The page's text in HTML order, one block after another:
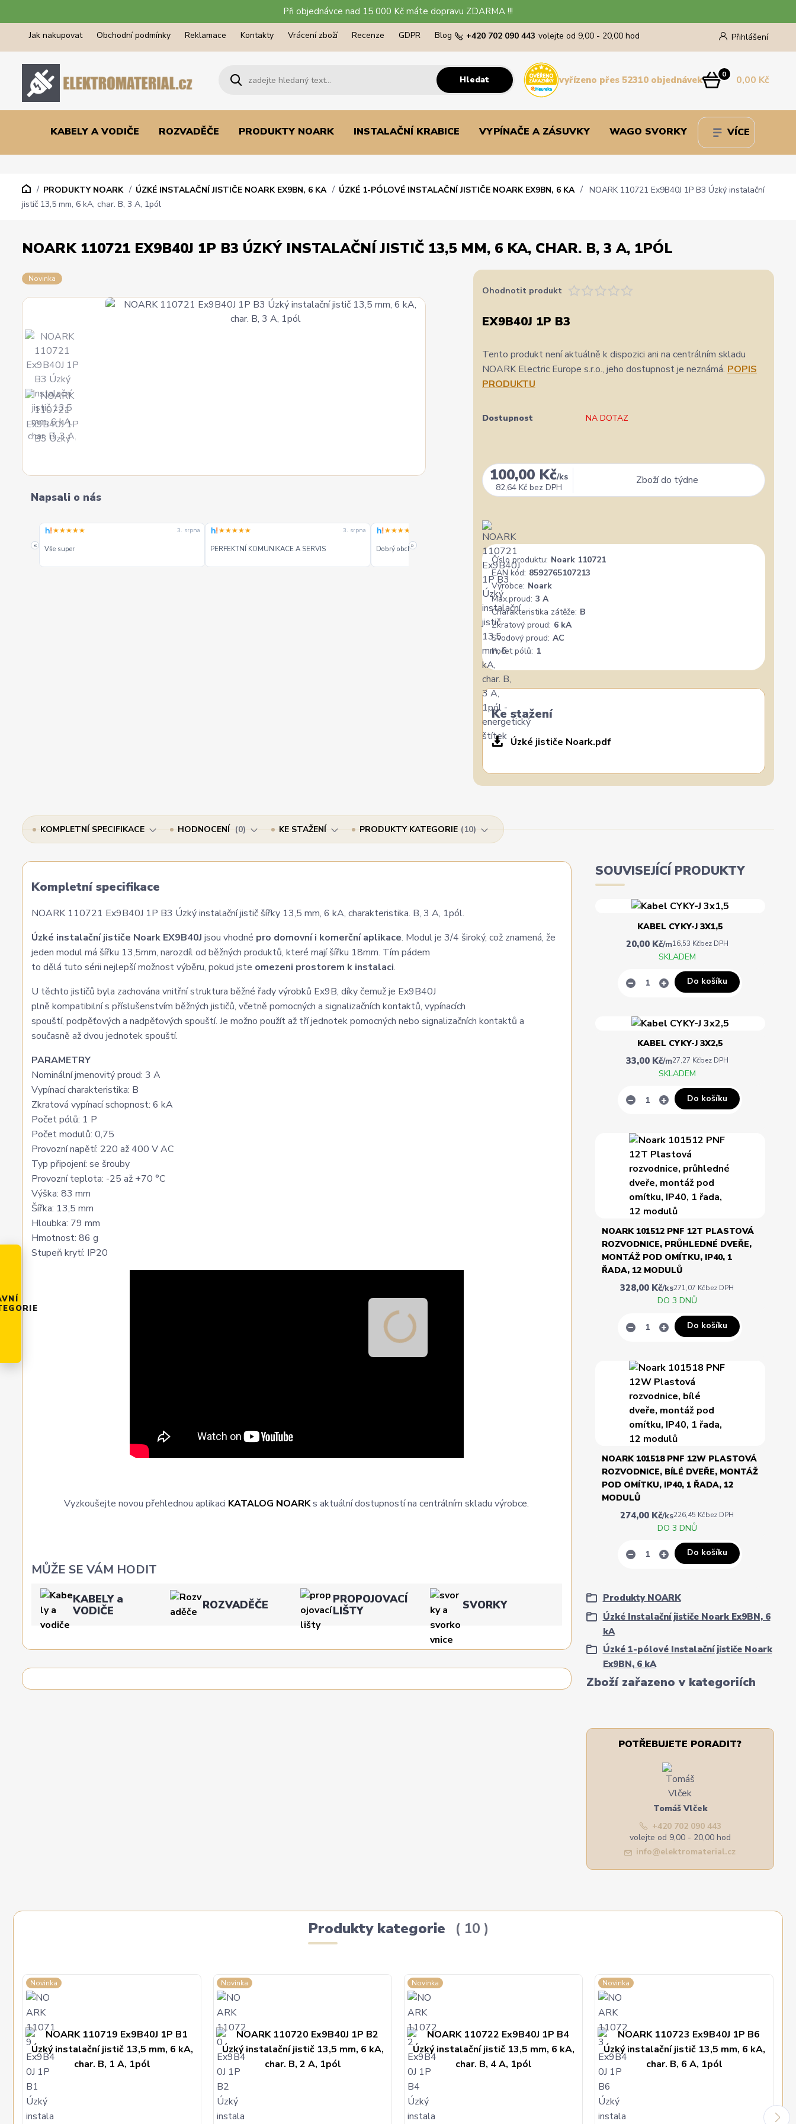
Při objednávce nad 15 000 Kč máte dopravu ZDARMA !!!
Jak nakupovat Obchodní podmínky Reklamace Kontakty Vrácení zboží Recenze GDPR Blog Přihlášení
Hledat
+420 702 090 443 volejte od 9,00 - 20,00 hod
0 0,00 Kč
vyřízeno přes 52310 objednávek
KABELY A VODIČE ROZVADĚČE PRODUKTY NOARK INSTALAČNÍ KRABICE VYPÍNAČE A ZÁSUVKY WAGO SVORKY VÍCE
PRODUKTY NOARK ÚZKÉ INSTALAČNÍ JISTIČE NOARK EX9BN, 6 KA ÚZKÉ 1-PÓLOVÉ INSTALAČNÍ JISTIČE NOARK EX9BN, 6 KA
NOARK 110721 Ex9B40J 1P B3 Úzký instalační
jistič 13,5 mm, 6 kA, char. B, 3 A, 1pól
NOARK 110721 EX9B40J 1P B3 ÚZKÝ INSTALAČNÍ JISTIČ 13,5 MM, 6 KA, CHAR. B, 3 A, 1PÓL
Novinka
Napsali o nás
«
★★★★★ 3. srpna
Vše super
★★★★★ 3. srpna
PERFEKTNÍ KOMUNIKACE A SERVIS
★★★★★
Dobrý obchod dobré ceny - doporučuji.
zatím se mi zdá z několika
»
Ohodnotit produkt
EX9B40J 1P B3
Tento produkt není aktuálně k dispozici ani na centrálním skladu
NOARK Electric Europe s.r.o., jeho dostupnost je neznámá. POPIS
PRODUKTU
Dostupnost NA DOTAZ
100,00 Kč/ks
82,64 Kč bez DPH
Zboží do týdne
Číslo produktu: Noark 110721
EAN kód: 8592765107213
Výrobce: Noark
Max.proud: 3 A
Charakteristika zátěže: B
Zkratový proud: 6 kA
Svodový proud: AC
Počet pólů: 1
Ke stažení
Úzké jističe Noark.pdf
KOMPLETNÍ SPECIFIKACE HODNOCENÍ 0 KE STAŽENÍ PRODUKTY KATEGORIE 10
Kompletní specifikace
NOARK 110721 Ex9B40J 1P B3 Úzký instalační jistič šířky 13,5 mm, 6 kA, charakteristika. B, 3 A, 1pól.
Úzké instalační jističe Noark EX9B40J jsou vhodné pro domovní i komerční aplikace. Modul je 3/4 široký, což znamená, že
jeden modul má šířku 13,5mm, narozdíl od běžných produktů, které mají šířku 18mm. Tím pádem
to dělá tuto sérii nejlepší možnost výběru, pokud jste omezeni prostorem k instalaci.
U těchto jističů byla zachována vnitřní struktura běžné řady výrobků Ex9B, díky čemuž je Ex9B40J
plně kompatibilní s příslušenstvím běžných jističů, včetně pomocných a signalizačních kontaktů, vypínacích
spouští, podpěťových a nadpěťových spouští. Je možno použít až tří jednotek pomocných nebo signalizačních kontaktů a
současně až dvou jednotek spouští.
PARAMETRY
Nominální jmenovitý proud: 3 A
Vypínací charakteristika: B
Zkratová vypínací schopnost: 6 kA
Počet pólů: 1 P
Počet modulů: 0,75
Provozní napětí: 220 až 400 V AC
Typ připojení: se šrouby
Provozní teplota: -25 až +70 °C
Výška: 83 mm
Šířka: 13,5 mm
Hloubka: 79 mm
Hmotnost: 86 g
Stupeň krytí: IP20
Vyzkoušejte novou přehlednou aplikaci KATALOG NOARKs aktuální dostupností na centrálním skladu výrobce.
MŮŽE SE VÁM HODIT
KABELY a
VODIČE
ROZVADĚČE
PROPOJOVACÍ
LIŠTY
SVORKY
Zboží zařazeno v kategoriích
Produkty NOARK
Úzké Instalační jističe Noark Ex9BN, 6
kA
Úzké 1-pólové Instalační jističe Noark
Ex9BN, 6 kA
SOUVISEJÍCÍ PRODUKTY
KABEL CYKY-J 3X1,5
20,00 Kč/m16,53 Kčbez DPH
SKLADEM
Do košíku
KABEL CYKY-J 3X2,5
33,00 Kč/m27,27 Kčbez DPH
SKLADEM
Do košíku
NOARK 101512 PNF 12T PLASTOVÁ
ROZVODNICE, PRŮHLEDNÉ DVEŘE,
MONTÁŽ POD OMÍTKU, IP40, 1
ŘADA, 12 MODULŮ
328,00 Kč/ks271,07 Kčbez DPH
DO 3 DNŮ
Do košíku
NOARK 101518 PNF 12W PLASTOVÁ
ROZVODNICE, BÍLÉ DVEŘE, MONTÁŽ
POD OMÍTKU, IP40, 1 ŘADA, 12
MODULŮ
274,00 Kč/ks226,45 Kčbez DPH
DO 3 DNŮ
Do košíku
POTŘEBUJETE PORADIT?
Tomáš Vlček
+420 702 090 443
volejte od 9,00 - 20,00 hod
info@elektromaterial.cz
Produkty kategorie 10
Novinka Novinka Novinka Novinka